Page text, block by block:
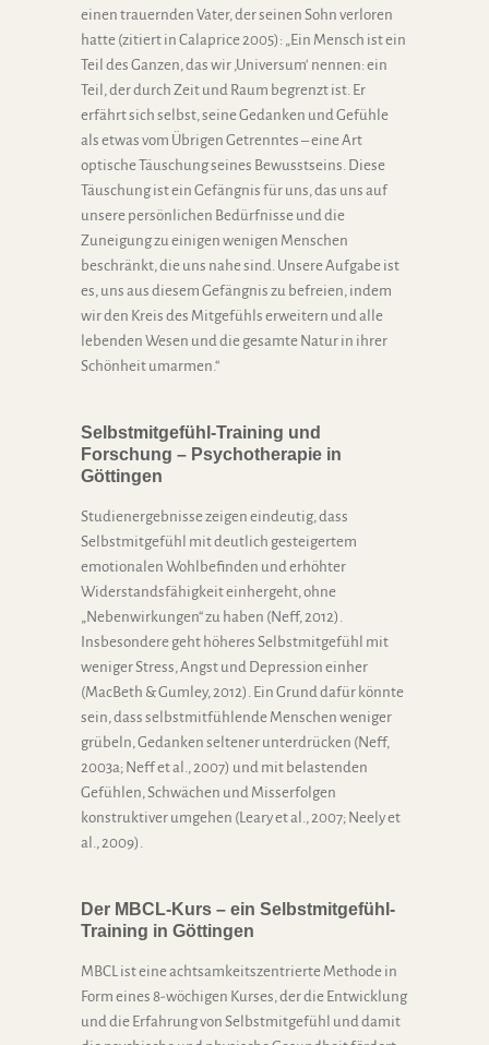
einen trauernden Vater, der seinen Sohn verloren
hatte (zitiert in Calaprice 2005): „Ein Mensch ist ein
Teil des Ganzen, das wir ‚Universum‘ nennen: ein
Teil, der durch Zeit und Raum begrenzt ist. Er
erfährt sich selbst, seine Gedanken und Gefühle
als etwas vom Übrigen Getrenntes – eine Art
optische Täuschung seines Bewusstseins. Diese
Täuschung ist ein Gefängnis für uns, das uns auf
unsere persönlichen Bedürfnisse und die
Zuneigung zu einigen wenigen Menschen
beschränkt, die uns nahe sind. Unsere Aufgabe ist
es, uns aus diesem Gefängnis zu befreien, indem
wir den Kreis des Mitgefühls erweitern und alle
lebenden Wesen und die gesamte Natur in ihrer
Schönheit umarmen.“
Selbstmitgefühl-Training und
Forschung – Psychotherapie in
Göttingen
Studienergebnisse zeigen eindeutig, dass
Selbstmitgefühl mit deutlich gesteigertem
emotionalen Wohlbefinden und erhöhter
Widerstandsfähigkeit einhergeht, ohne
„Nebenwirkungen“ zu haben (Neff, 2012).
Insbesondere geht höheres Selbstmitgefühl mit
weniger Stress, Angst und Depression einher
(MacBeth & Gumley, 2012). Ein Grund dafür könnte
sein, dass selbstmitfühlende Menschen weniger
grübeln, Gedanken seltener unterdrücken (Neff,
2003a; Neff et al., 2007) und mit belastenden
Gefühlen, Schwächen und Misserfolgen
konstruktiver umgehen (Leary et al., 2007; Neely et
al., 2009).
Der MBCL-Kurs – ein Selbstmitgefühl-
Training in Göttingen
MBCL ist eine achtsamkeitszentrierte Methode in
Form eines 8-wöchigen Kurses, der die Entwicklung
und die Erfahrung von Selbstmitgefühl und damit